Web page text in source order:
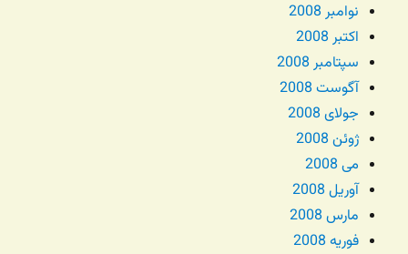
نوامبر 2008
اکتبر 2008
سپتامبر 2008
آگوست 2008
جولای 2008
ژوئن 2008
می 2008
آوریل 2008
مارس 2008
فوریه 2008